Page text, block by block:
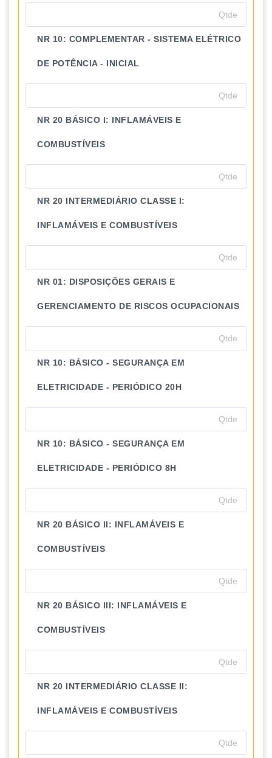
NR 10: COMPLEMENTAR - SISTEMA ELÉTRICO
DE POTÊNCIA - INICIAL
NR 20 BÁSICO I: INFLAMÁVEIS E
COMBUSTÍVEIS
NR 20 INTERMEDIÁRIO CLASSE I:
INFLAMÁVEIS E COMBUSTÍVEIS
NR 01: DISPOSIÇÕES GERAIS E
GERENCIAMENTO DE RISCOS OCUPACIONAIS
NR 10: BÁSICO - SEGURANÇA EM
ELETRICIDADE - PERIÓDICO 20H
NR 10: BÁSICO - SEGURANÇA EM
ELETRICIDADE - PERIÓDICO 8H
NR 20 BÁSICO II: INFLAMÁVEIS E
COMBUSTÍVEIS
NR 20 BÁSICO III: INFLAMÁVEIS E
COMBUSTÍVEIS
NR 20 INTERMEDIÁRIO CLASSE II:
INFLAMÁVEIS E COMBUSTÍVEIS